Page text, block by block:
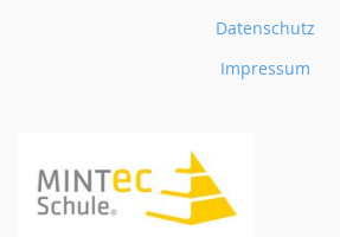
Datenschutz
Impressum